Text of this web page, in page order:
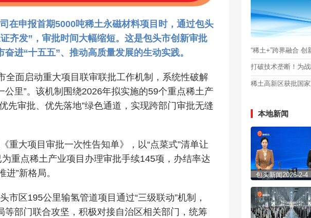
在申报首期5000吨稀土永磁材料项目时，通过包头
齐发”，审批时间大幅缩短。这是包头市创新审批
进“十五五”、推动高质量发展的生动实践。
全面启动重大项目联审联批工作机制，系统性破解
公里”。该机制围绕2026年拟实施的59个重点稀土产
先审批、优先落地”绿色通道，实现跨部门审批无缝
重大项目审批一次性告知单》，以“点菜式”清单让
重点稀土产业项目办理审批手续145项，办结率达
”新格局。
市区195公里输氢管道项目通过“三级联动”机制，
部门联合攻坚，积极对接自治区相关部门，统筹
“稀土+”跨界融合
打破技术垄断！为
稀土高新区获批国
本地新闻
包头新闻2026-2-4